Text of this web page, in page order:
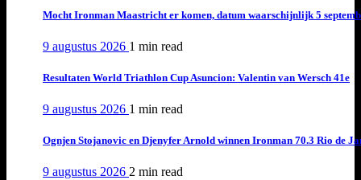
Mocht Ironman Maastricht er komen, datum waarschijnlijk 5
9 augustus 2026 1 min read
Resultaten World Triathlon Cup Asuncion: Valentin van Wersch 41e
9 augustus 2026 1 min read
Ognjen Stojanovic en Djenyfer Arnold winnen Ironman 70.3 Rio de
9 augustus 2026 2 min read